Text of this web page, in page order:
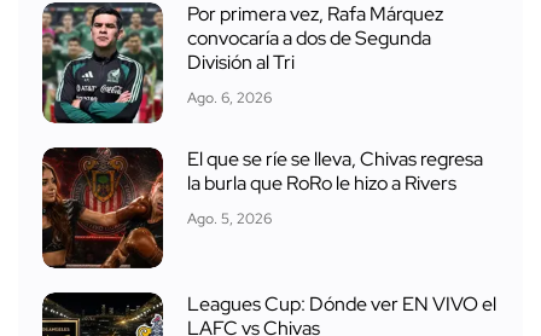
Por primera vez, Rafa Márquez
convocaría a dos de Segunda
División al Tri
Ago. 6, 2026
El que se ríe se lleva, Chivas regresa
la burla que RoRo le hizo a Rivers
Ago. 5, 2026
Leagues Cup: Dónde ver EN VIVO el
LAFC vs Chivas